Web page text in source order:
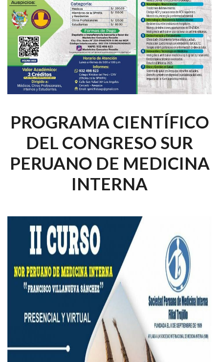
PROGRAMA CIENTÍFICO
DEL CONGRESO SUR
PERUANO DE MEDICINA
INTERNA